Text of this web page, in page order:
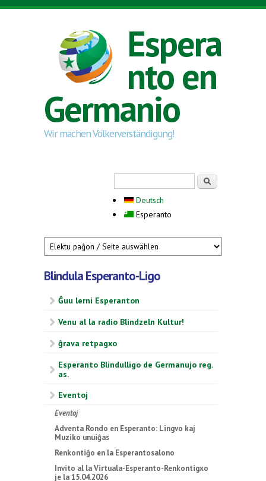
Skip to main content
Espera
nto en
Germanio
Wir machen Völkerverständigung!
Deutsch
Esperanto
Blindula Esperanto-Ligo
Ĝuu lerni Esperanton
Venu al la radio Blindzeln Kultur!
ĝrava retpagxo
Esperanto Blindulligo de Germanujo reg.
as.
Eventoj
Eventoj
Adventa Rondo en Esperanto: Lingvo kaj
Muziko unuiĝas
Renkontiĝo en la Esperantosalono
Invito al la Virtuala-Esperanto-Renkontigxo
je la 15.04.2026